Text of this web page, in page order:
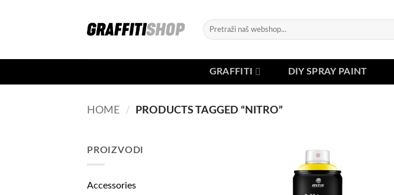
Search
for:
GRAFFITI DIY SPRAY PAINT
HOME / PRODUCTS TAGGED “NITRO”
PROIZVODI
Accessories